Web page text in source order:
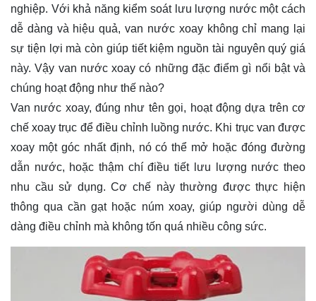
nghiệp. Với khả năng kiểm soát lưu lượng nước một cách
dễ dàng và hiệu quả, van nước xoay không chỉ mang lại
sự tiện lợi mà còn giúp tiết kiệm nguồn tài nguyên quý giá
này. Vậy van nước xoay có những đặc điểm gì nổi bật và
chúng hoạt động như thế nào?
Van nước xoay, đúng như tên gọi, hoạt động dựa trên cơ
chế xoay trục để điều chỉnh luồng nước. Khi trục van được
xoay một góc nhất định, nó có thể mở hoặc đóng đường
dẫn nước, hoặc thậm chí điều tiết lưu lượng nước theo
nhu cầu sử dụng. Cơ chế này thường được thực hiện
thông qua cần gạt hoặc núm xoay, giúp người dùng dễ
dàng điều chỉnh mà không tốn quá nhiều công sức.